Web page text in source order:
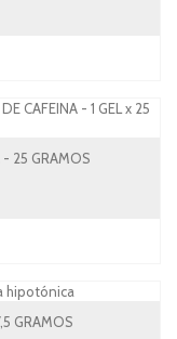
- 25 GRAMOS
GRAMOS